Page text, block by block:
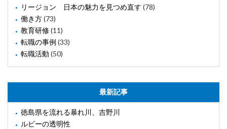
リージョン 日本の魅力を見つめ直す (78)
働き方(73)
教育研修(11)
転職の事例 (33)
転職活動 (50)
最新記事
徳島県を流れる暴れ川、吉野川
ルビーの透明性